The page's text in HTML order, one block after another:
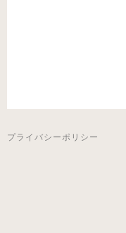
プライバシーポリシー